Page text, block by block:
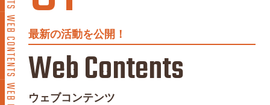
最新の活動を公開！
Web Contents
ウェブコンテンツ